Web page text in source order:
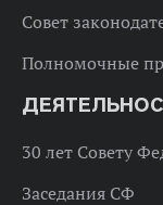
Совет
Полномочные
30 лет Совету
Заседания СФ